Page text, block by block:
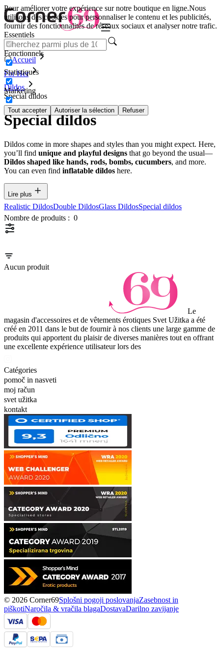
Pour améliorer votre expérience sur notre boutique en ligne.Nous
utilisons des cookies pour personnaliser le contenu et les publicités,
fournir des fonctionnalités de réseaux sociaux et analyser notre trafic.
Essentiels
Fonctionnels
Statistiques
Marketing
Tout accepter Autoriser la sélection Refuser
Accueil
For Her
Dildos
Special dildos
Special dildos
Dildos come in more shapes and styles than you might expect. Here,
you’ll find unique and playful designs that go beyond the usual—
Dildos shaped like hands, rods, bombs, cucumbers, and more.
You can even find inflatable dildos here.
Lire plus
Realistic DildosDouble DildosGlass DildosSpecial dildos
Nombre de produits : 0
Aucun produit
Le
magasin d'accessoires et de vêtements érotiques Svet Užitka a été
créé en 2011 dans le but de fournir à nos clients une large gamme de
produits qui apportent du plaisir de diverses manières tout en offrant
une excellente expérience utilisateur lors des
Catégories
pomoč in nasveti
moj račun
svet užitka
kontakt
© 2026 Corner69Splošni pogoji poslovanjaZasebnost in
piškotiNaročila & vračila blagaDostavaDarilno zavijanje